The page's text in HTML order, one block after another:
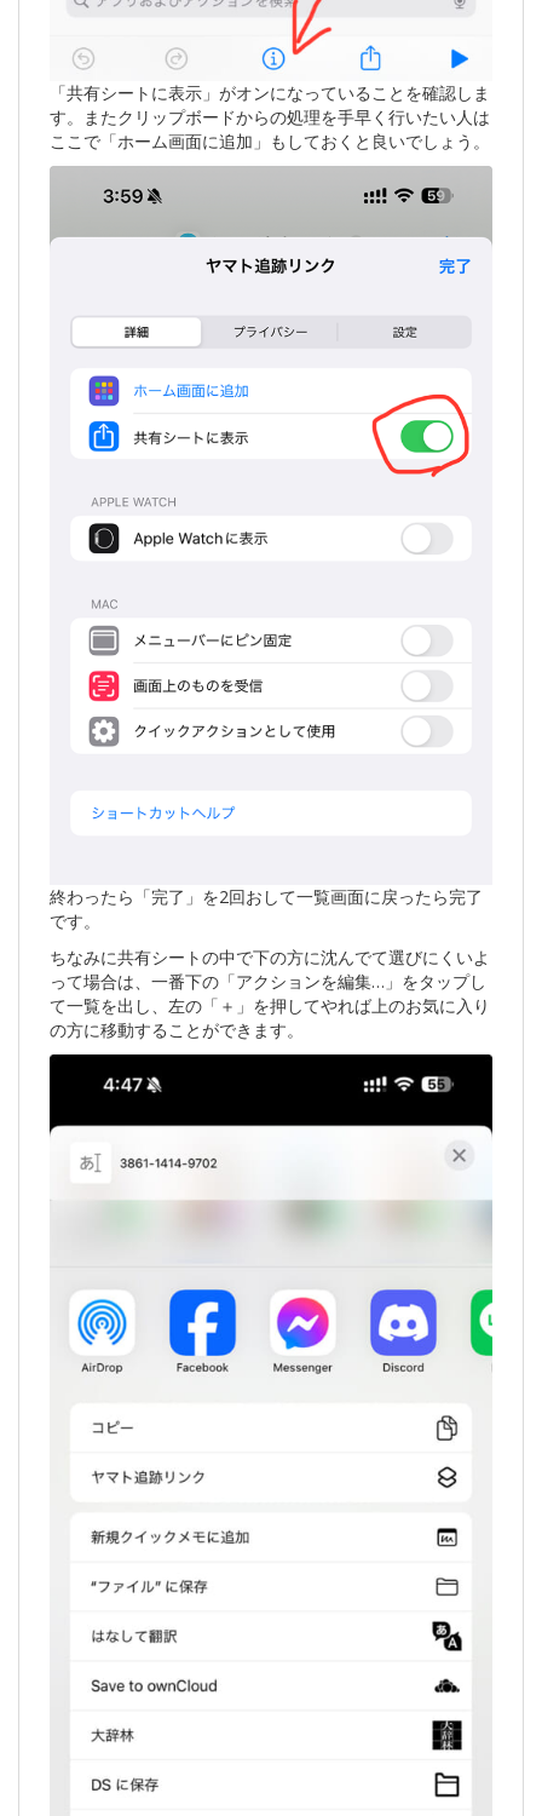
「共有シートに表示」がオンになっていることを確認しま
す。またクリップボードからの処理を手早く行いたい人は
ここで「ホーム画面に追加」もしておくと良いでしょう。
終わったら「完了」を2回おして一覧画面に戻ったら完了
です。
ちなみに共有シートの中で下の方に沈んでて選びにくいよ
って場合は、一番下の「アクションを編集…」をタップし
て一覧を出し、左の「＋」を押してやれば上のお気に入り
の方に移動することができます。